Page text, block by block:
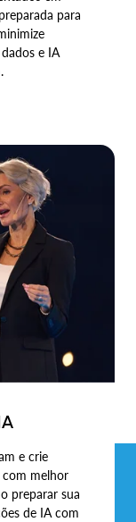
para
e IA
e crie
com melhor
preparar sua
de IA com